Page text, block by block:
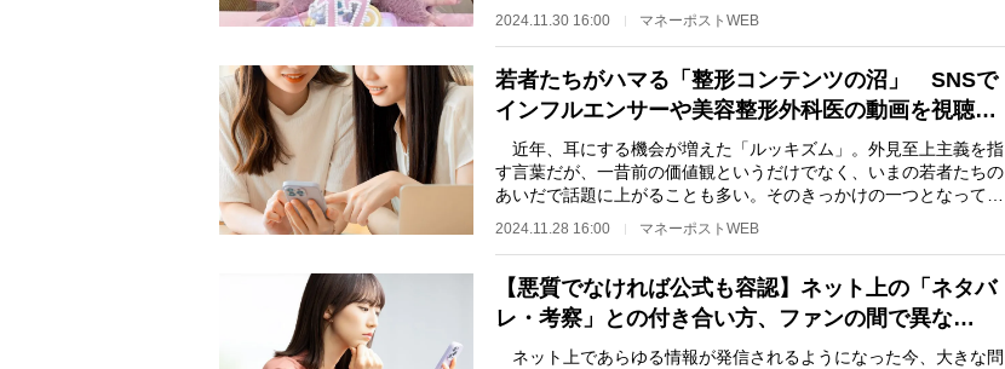
2024.11.30 16:00 マネーポストWEB
若者たちがハマる「整形コンテンツの沼」 SNSで
インフルエンサーや美容整形外科医の動画を視聴…
近年、耳にする機会が増えた「ルッキズム」。外見至上主義を指
す言葉だが、一昔前の価値観というだけでなく、いまの若者たちの
あいだで話題に上がることも多い。そのきっかけの一つとなってい
2024.11.28 16:00 マネーポストWEB
【悪質でなければ公式も容認】ネット上の「ネタバ
レ・考察」との付き合い方、ファンの間で異な…
ネット上であらゆる情報が発信されるようになった今、大きな問